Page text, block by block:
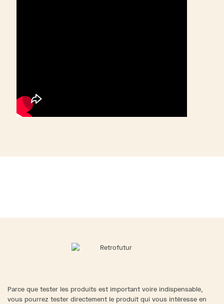
Parce que tester les produits est important voire indispensable,
vous pourrez tester directement le produit qui vous intéresse en